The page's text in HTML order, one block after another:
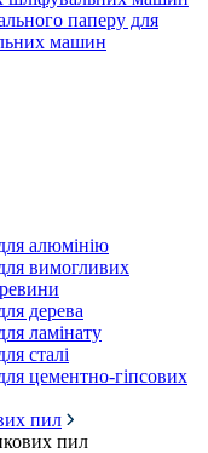
паперу для
машин
алюмінію
вимогливих
дерева
ламінату
сталі
цементно-гіпсових
пил
пил